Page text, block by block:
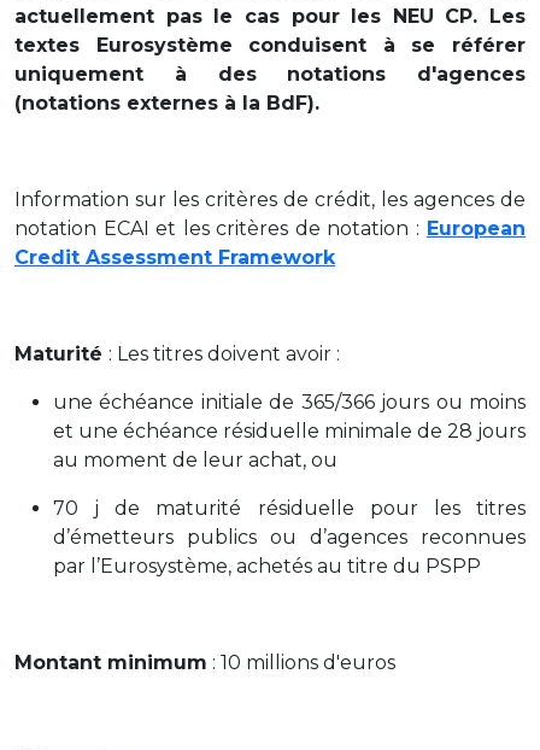
actuellement pas le cas pour les NEU CP. Les
textes Eurosystème conduisent à se référer
uniquement à des notations d'agences
(notations externes à la BdF).
Information sur les critères de crédit, les agences de
notation ECAI et les critères de notation : European
Credit Assessment Framework
Maturité : Les titres doivent avoir :
une échéance initiale de 365/366 jours ou moins
et une échéance résiduelle minimale de 28 jours
au moment de leur achat, ou
70 j de maturité résiduelle pour les titres
d’émetteurs publics ou d’agences reconnues
par l’Eurosystème, achetés au titre du PSPP
Montant minimum : 10 millions d'euros